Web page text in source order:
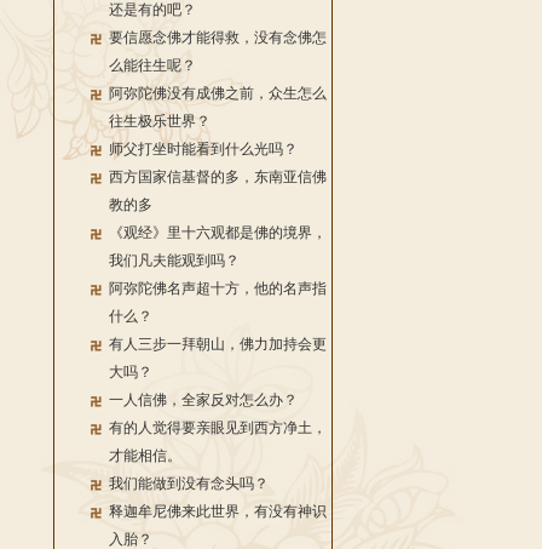
还是有的吧？
要信愿念佛才能得救，没有念佛怎
么能往生呢？
阿弥陀佛没有成佛之前，众生怎么
往生极乐世界？
师父打坐时能看到什么光吗？
西方国家信基督的多，东南亚信佛
教的多
《观经》里十六观都是佛的境界，
我们凡夫能观到吗？
阿弥陀佛名声超十方，他的名声指
什么？
有人三步一拜朝山，佛力加持会更
大吗？
一人信佛，全家反对怎么办？
有的人觉得要亲眼见到西方净土，
才能相信。
我们能做到没有念头吗？
释迦牟尼佛来此世界，有没有神识
入胎？